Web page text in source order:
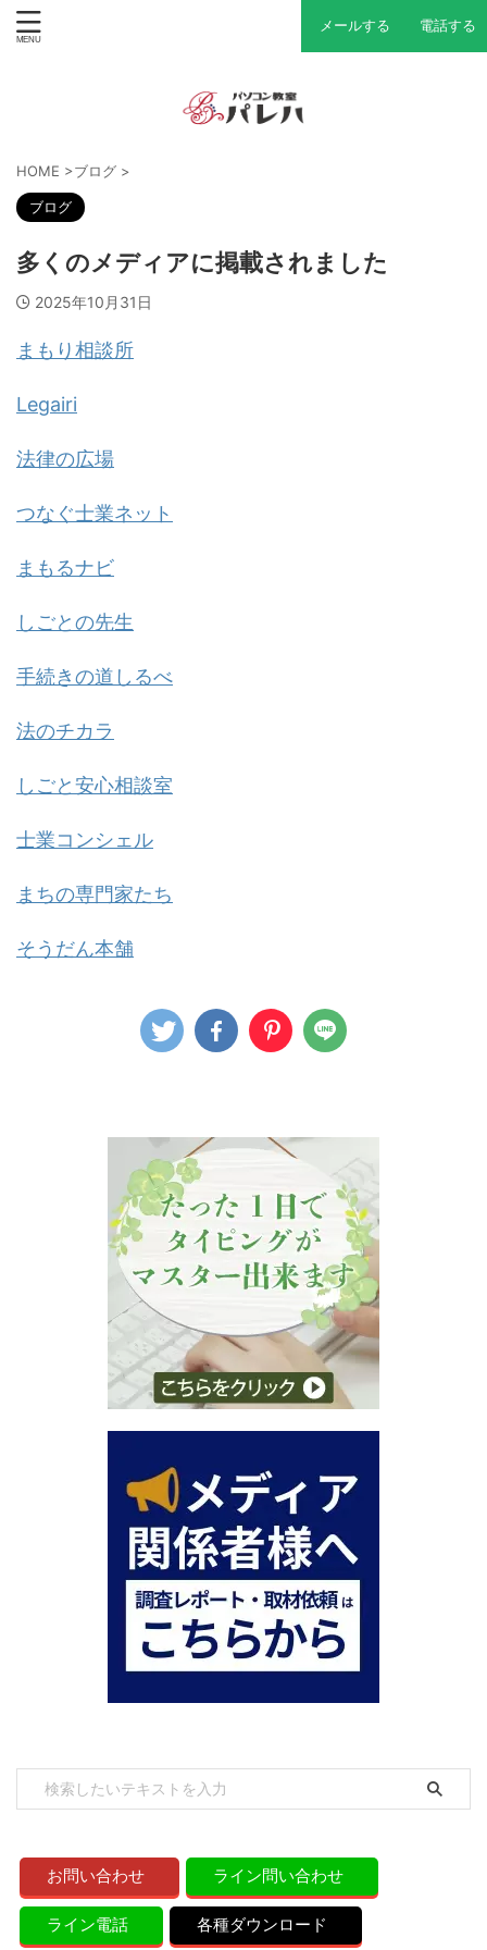
メールする 電話する
HOME >ブログ >
ブログ
多くのメディアに掲載されました
2025年10月31日
まもり相談所
Legairi
法律の広場
つなぐ士業ネット
まもるナビ
しごとの先生
手続きの道しるべ
法のチカラ
しごと安心相談室
士業コンシェル
まちの専門家たち
そうだん本舗
お問い合わせ ライン問い合わせ
ライン電話 各種ダウンロード